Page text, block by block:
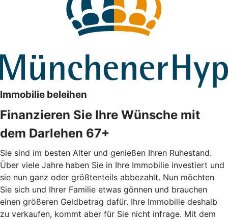
Immobilie beleihen
Finanzieren Sie Ihre Wünsche mit
dem Darlehen 67+
Sie sind im besten Alter und genießen Ihren Ruhestand.
Über viele Jahre haben Sie in Ihre Immobilie investiert und
sie nun ganz oder größtenteils abbezahlt. Nun möchten
Sie sich und Ihrer Familie etwas gönnen und brauchen
einen größeren Geldbetrag dafür. Ihre Immobilie deshalb
zu verkaufen, kommt aber für Sie nicht infrage. Mit dem